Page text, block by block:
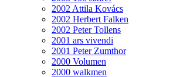
2002 Attila Kovács
2002 Herbert Falken
2002 Peter Tollens
2001 ars vivendi
2001 Peter Zumthor
2000 Volumen
2000 walkmen